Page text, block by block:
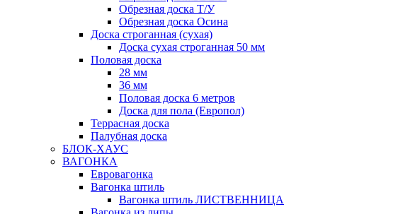
Обрезная доска Т/У
Обрезная доска Осина
Доска строганная (сухая)
Доска сухая строганная 50 мм
Половая доска
28 мм
36 мм
Половая доска 6 метров
Доска для пола (Европол)
Террасная доска
Палубная доска
БЛОК-ХАУС
ВАГОНКА
Евровагонка
Вагонка штиль
Вагонка штиль ЛИСТВЕННИЦА